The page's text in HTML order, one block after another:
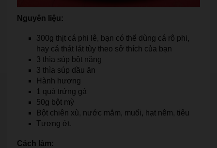
Nguyên liệu:
300g thịt cá phi lê, bạn có thể dùng cá rô phi,
hay cá thát lát tùy theo sở thích của bạn
3 thìa súp bột năng
3 thìa súp dầu ăn
Hành hương
1 quả trứng gà
50g bột mỳ
Bột chiên xù, nước mắm, muối, hạt nêm, tiêu
Tương ớt.
Cách làm: